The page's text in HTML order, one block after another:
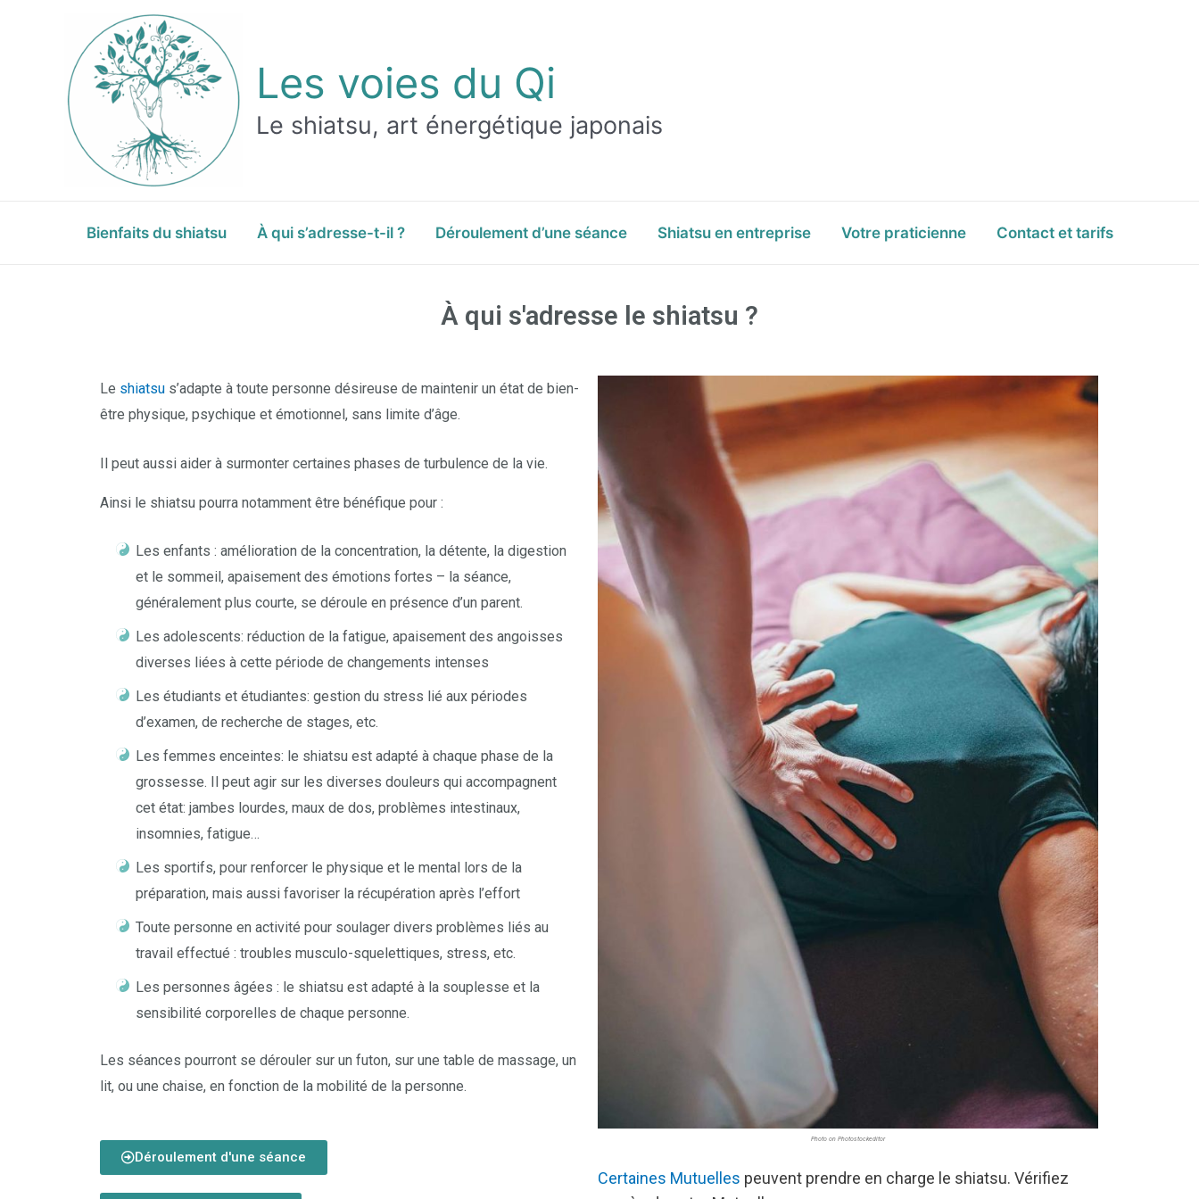
Les voies du Qi
Le shiatsu, art énergétique japonais
Bienfaits du shiatsu À qui s’adresse-t-il ? Déroulement d’une séance Shiatsu en entreprise Votre praticienne Contact et tarifs
À qui s'adresse le shiatsu ?
Le shiatsu s’adapte à toute personne désireuse de maintenir un état de bien-
être physique, psychique et émotionnel, sans limite d’âge.
Il peut aussi aider à surmonter certaines phases de turbulence de la vie.
Ainsi le shiatsu pourra notamment être bénéfique pour :
Les enfants : amélioration de la concentration, la détente, la digestion
et le sommeil, apaisement des émotions fortes – la séance,
généralement plus courte, se déroule en présence d’un parent.
Les adolescents: réduction de la fatigue, apaisement des angoisses
diverses liées à cette période de changements intenses
Les étudiants et étudiantes: gestion du stress lié aux périodes
d’examen, de recherche de stages, etc.
Les femmes enceintes: le shiatsu est adapté à chaque phase de la
grossesse. Il peut agir sur les diverses douleurs qui accompagnent
cet état: jambes lourdes, maux de dos, problèmes intestinaux,
insomnies, fatigue…
Les sportifs, pour renforcer le physique et le mental lors de la
préparation, mais aussi favoriser la récupération après l’effort
Toute personne en activité pour soulager divers problèmes liés au
travail effectué : troubles musculo-squelettiques, stress, etc.
Les personnes âgées : le shiatsu est adapté à la souplesse et la
sensibilité corporelles de chaque personne.
Les séances pourront se dérouler sur un futon, sur une table de massage, un
lit, ou une chaise, en fonction de la mobilité de la personne.
Déroulement d'une séance
Photo on Photostockeditor
Certaines Mutuelles peuvent prendre en charge le shiatsu. Vérifiez